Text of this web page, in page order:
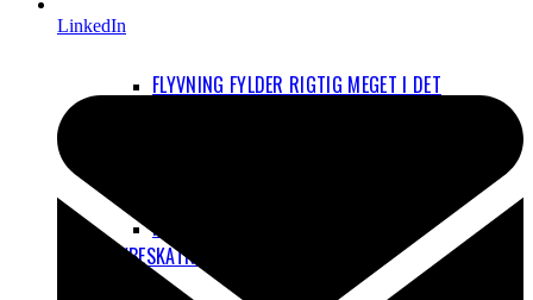
FLYVNING FYLDER RIGTIG MEGET I DET
KLIMAKOMPENSATION
FLYBESKATNING
LinkedIn